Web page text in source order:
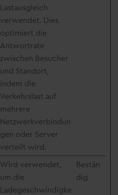
Lastausgleich
verwendet. Dies
optimiert die
Antwortrate
zwischen Besucher
und Standort,
indem die
Verkehrslast auf
mehrere
Netzwerkverbindun
gen oder Server
verteilt wird.
Wird verwendet,
um die
Ladegeschwindigke
Bestän
dig